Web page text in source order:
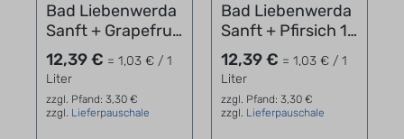
Bad Liebenwerda
Sanft + Grapefruit
12 x 1,0 l
12,39 € = 1,03 € / 1
Liter
zzgl. Pfand: 3,30 €
zzgl. Lieferpauschale
Bad Liebenwerda
Sanft + Pfirsich 12
x 1,0 l
12,39 € = 1,03 € / 1
Liter
zzgl. Pfand: 3,30 €
zzgl. Lieferpauschale